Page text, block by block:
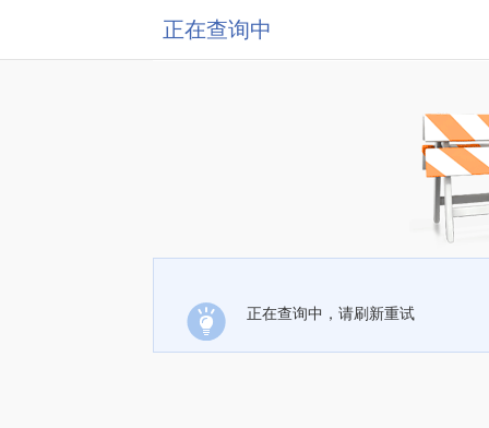
正在查询中
正在查询中，请刷新重试